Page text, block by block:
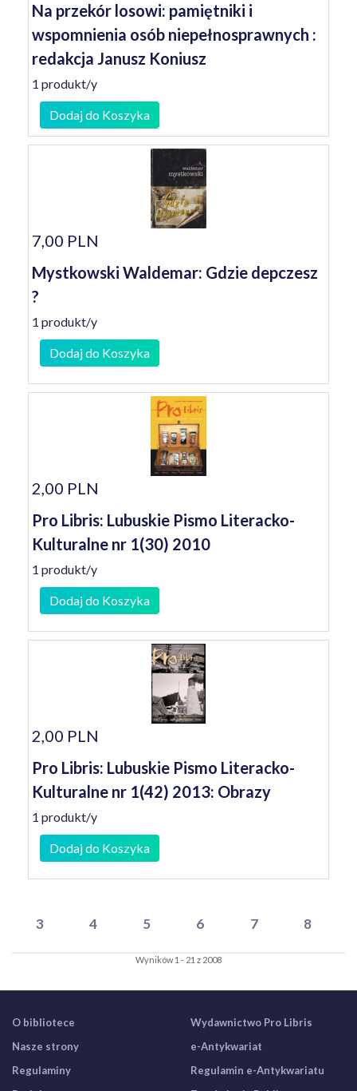
Na przekór losowi: pamiętniki i
wspomnienia osób niepełnosprawnych :
redakcja Janusz Koniusz
1 produkt/y
Dodaj do Koszyka
7,00 PLN
Mystkowski Waldemar: Gdzie depczesz
?
1 produkt/y
Dodaj do Koszyka
2,00 PLN
Pro Libris: Lubuskie Pismo Literacko-
Kulturalne nr 1(30) 2010
1 produkt/y
Dodaj do Koszyka
2,00 PLN
Pro Libris: Lubuskie Pismo Literacko-
Kulturalne nr 1(42) 2013: Obrazy
1 produkt/y
Dodaj do Koszyka
3 4 5 6 7 8
Wyników 1 - 21 z 2008
O bibliotece
Nasze strony
Regulaminy
Wydawnictwo Pro Libris
e-Antykwariat
Regulamin e-Antykwariatu